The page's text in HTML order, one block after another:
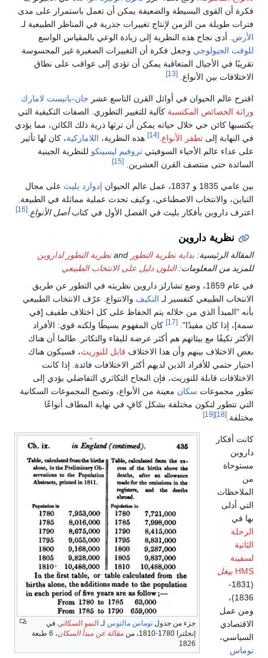
فكرة أن القوى البسيطة والضعيفة يمكن أن تعمل باستمرار على مدى
فترات طويلة من الزمن لإنتاج تغييرات جذرية في المناظر الطبيعية لـ
الأرض . أدى نجاح هذه النظرية إلى زيادة الوعي بالمقياس الواسع
للوقت الجيولوجي وجعل فكرة أن التغييرات الصغيرة غير المحسوسة
تقريبًا في الأجيال المتعاقبة يمكن أن تؤدي إلى عواقب على نطاق
الاختلافات بين الأنواع.
[13]
اقترح عالم الحيوان في أوائل القرن التاسع عشر جان-باتيست لامارك
وراثة الخصائص المكتسبة كآلية للتغيير التطوري. الصفات التكيفية التي
يكتسبها كائن حي خلال حياته يمكن أن ترثها ذرية ذلك الكائن، مما يؤدي
في النهاية إلى تطفر الأنواع [14] هذه النظرية، اللاماركية، كان لها تأثير
على عداء عالم الأحياء السوفيتي تروفيم ليسينكو للنظرية الجينية
السائدة حتى منتصف القرن العشرين.
[15]
بين عامي 1835 و 1837، عمل عالم الحيوان إدوارد بليث على مجال
التباين، والانتخاب الاصطناعي، وكيف تحدث عملية مماثلة في الطبيعة.
اعترف داروين بأفكار بليث في الفصل الأول في كتابأصل الأنواع [16]
نظرية داروين
المقالة الرئيسية: بداية نظرية التطور
نظرية التطور لداروين
للمزيد من المعلومات:التلون دليل على الانتخاب الطبيعي
في عام 1859، وضع تشارلز داروين نظريته في التطور عن طريق
الانتخاب الطبيعي كتفسير لـ التكيف والانتواع. عرّف الانتخاب الطبيعي
بأنه "المبدأ الذي من خلاله يتم الحفاظ على كل اختلاف طفيف [في
سمة]، إذا كان مفيدًا". [17]
كان المفهوم بسيطًا ولكنه قوي: الأفراد
الأكثر تكيفًا مع بيئاتهم هم أكثر عرضة للبقاء والتكاثر. طالما أن هناك
بعض الاختلاف بينهم وأن هذا الاختلاف قابل للتوريث، فسيكون هناك
اختيار حتمي للأفراد الذين لديهم أكثر الاختلافات فائدة. إذا كانت
الاختلافات قابلة للتوريث، فإن النجاح التكاثري التفاضلي يؤدي إلى
تطور مجموعات سكان معينة من الأنواع، وتصبح المجموعات السكانية
التي تتطور لتكون مختلفة بشكل كافٍ في نهاية المطاف أنواعًا
مختلفة.[18]
[19]
جزء من جدول توماس مالتوس لـ النمو السكاني في
إنجلترا 1780-1810، من
مقالة عن مبدأ السكان
، 6 طبعة
1826
كانت أفكار
داروين
مستوحاة
من
الملاحظات
التي أدلى
بها في
الرحلة
الثانية
لسفينة
HMS بيغل
(1831-
1836)،
ومن عمل
الاقتصادي
السياسي،
توماس